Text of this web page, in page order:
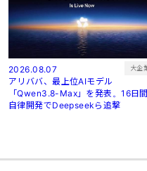
2026.08.07 大企
アリババ、最上位AIモデル
「Qwen3.8-Max」を発表。16日
自律開発でDeepseekら追撃